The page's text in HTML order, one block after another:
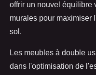
offrir un nouvel équilibre
murales pour maximiser
sol.
Les meubles à double
dans l'optimisation de